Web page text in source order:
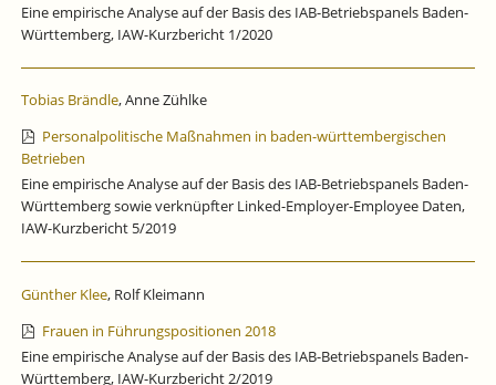
Eine empirische Analyse auf der Basis des IAB-Betriebspanels Baden-
Württemberg, IAW-Kurzbericht 1/2020
Tobias Brändle, Anne Zühlke
Personalpolitische Maßnahmen in baden-württembergischen
Betrieben
Eine empirische Analyse auf der Basis des IAB-Betriebspanels Baden-
Württemberg sowie verknüpfter Linked-Employer-Employee Daten,
IAW-Kurzbericht 5/2019
Günther Klee, Rolf Kleimann
Frauen in Führungspositionen 2018
Eine empirische Analyse auf der Basis des IAB-Betriebspanels Baden-
Württemberg, IAW-Kurzbericht 2/2019